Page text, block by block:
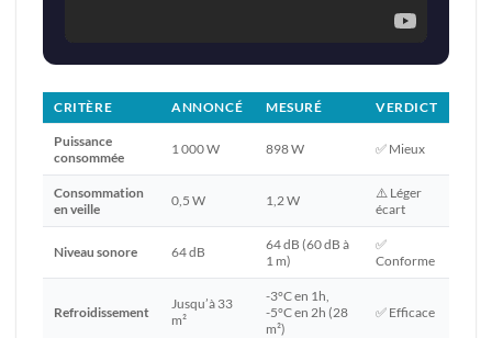
CRITÈRE ANNONCÉ MESURÉ VERDICT
Puissance
consommée
1 000 W 898 W ✅ Mieux
Consommation
en veille
0,5 W 1,2 W
⚠️ Léger
écart
Niveau sonore 64 dB
64 dB (60 dB à
1 m)
✅
Conforme
Refroidissement
Jusqu’à 33
m²
-3°C en 1h,
-5°C en 2h (28
m²)
✅ Efficace